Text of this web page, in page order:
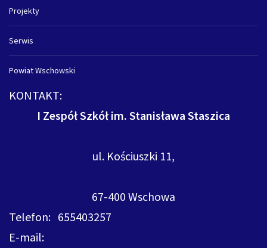
Projekty
Serwis
Powiat Wschowski
KONTAKT:
I Zespół Szkół im. Stanisława Staszica
ul. Kościuszki 11,
67-400 Wschowa
Telefon: 655403257
E-mail: